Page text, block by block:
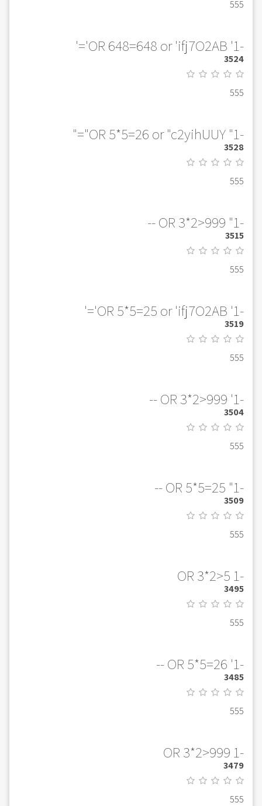
555
-1' OR 648=648 or 'ifj7O2AB'='
3524
555
-1" OR 5*5=26 or "c2yihUUY"="
3528
555
-1" OR 3*2>999 --
3515
555
-1' OR 5*5=25 or 'ifj7O2AB'='
3519
555
-1' OR 3*2>999 --
3504
555
-1" OR 5*5=25 --
3509
555
-1 OR 3*2>5
3495
555
-1' OR 5*5=26 --
3485
555
-1 OR 3*2>999
3479
555